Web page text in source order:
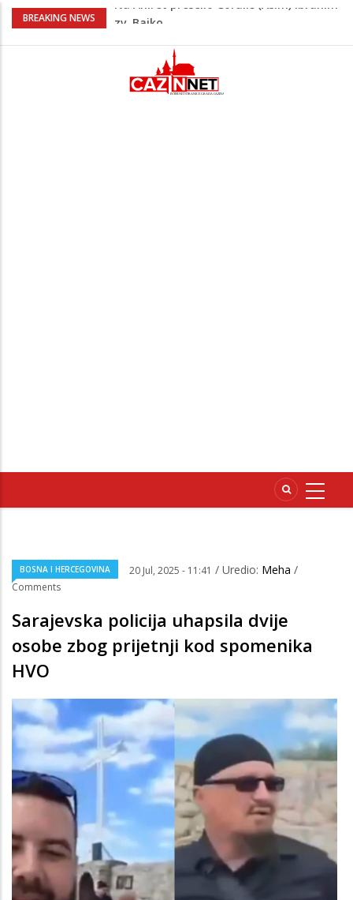
BREAKING NEWS
Nakon velikih vrućina u BiH stiže kiša
zapošljavanje i očuvanje radnih mjesta
Dok Evropa ostavlja cigarete, Hrvati
puše sve više: Treći su u cijeloj EU
BOSNA I HERCEGOVINA 20 Jul, 2025 - 11:41 / Uredio: Meha /
Comments
Sarajevska policija uhapsila dvije
osobe zbog prijetnji kod spomenika
HVO